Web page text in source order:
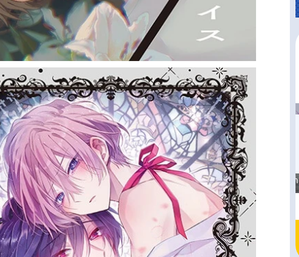
高橋美紀のおんぷの気持ち
♪ in アニメイトタイムズ
TVアニメ『戦隊大失格』
radio 大直会 2nd season